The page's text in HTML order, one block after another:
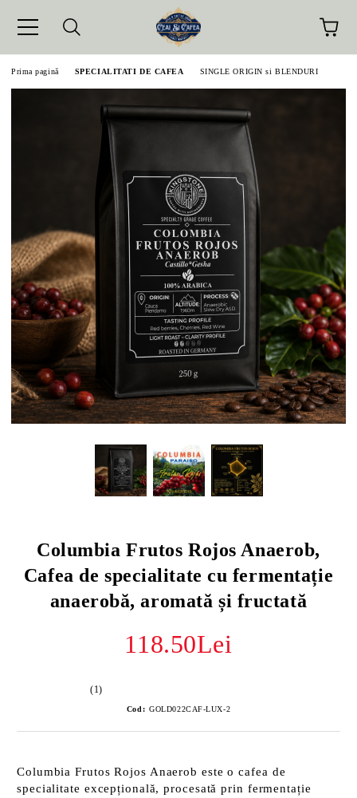
Prima pagină SPECIALITATI DE CAFEA SINGLE ORIGIN si BLENDURI
Columbia Frutos Rojos Anaerob,
Cafea de specialitate cu fermentație
anaerobă, aromată și fructată
118.50Lei
(1)
Cod: GOLD022CAF-LUX-2
Columbia Frutos Rojos Anaerob este o cafea de
specialitate excepțională, procesată prin fermentație